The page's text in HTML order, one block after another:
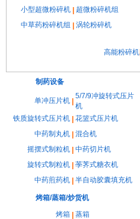
小型超微粉碎机
超微粉碎机组
中草药粉碎机组
涡轮粉碎机
高能粉碎机
制药设备
单冲压片机
5/7/9冲旋转式压片
机
铁质旋转式压片机
花篮式压片机
中药制丸机
混合机
摇摆式制粒机
中药切片机
旋转式制粒机
荸荠式糖衣机
中药煎药机
半自动胶囊填充机
烤箱/蒸箱/炒货机
烤箱
蒸箱